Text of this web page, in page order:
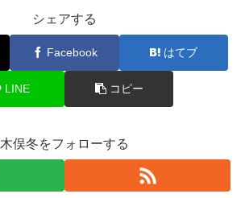
シェアする
Facebook はてブ
LINE コピー
木俣冬をフォローする